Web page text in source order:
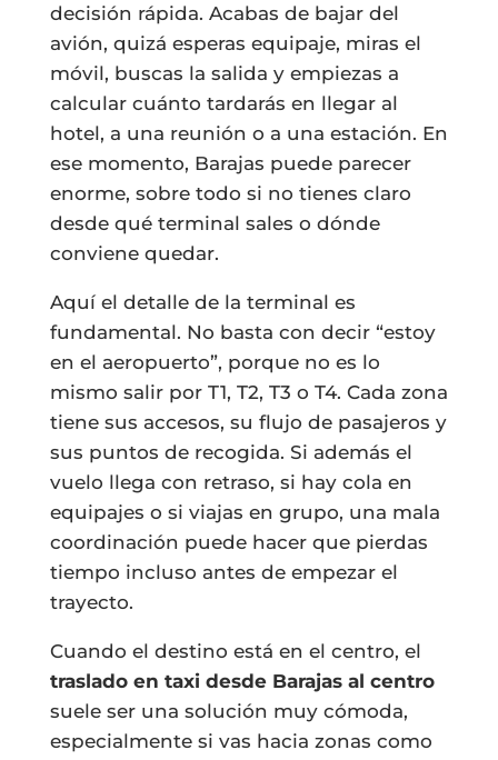
decisión rápida. Acabas de bajar del
avión, quizá esperas equipaje, miras el
móvil, buscas la salida y empiezas a
calcular cuánto tardarás en llegar al
hotel, a una reunión o a una estación. En
ese momento, Barajas puede parecer
enorme, sobre todo si no tienes claro
desde qué terminal sales o dónde
conviene quedar.
Aquí el detalle de la terminal es
fundamental. No basta con decir “estoy
en el aeropuerto”, porque no es lo
mismo salir por T1, T2, T3 o T4. Cada zona
tiene sus accesos, su flujo de pasajeros y
sus puntos de recogida. Si además el
vuelo llega con retraso, si hay cola en
equipajes o si viajas en grupo, una mala
coordinación puede hacer que pierdas
tiempo incluso antes de empezar el
trayecto.
Cuando el destino está en el centro, el
traslado en taxi desde Barajas al centro
suele ser una solución muy cómoda,
especialmente si vas hacia zonas como